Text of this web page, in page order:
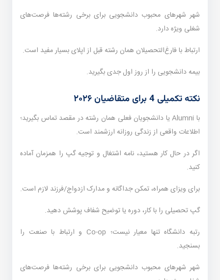
شهر شهرهای محبوب دانشجویی برای برخی رشته‌ها فرصت‌های
شغلی ویژه دارد.
ارتباط با فارغ‌التحصیلان همان رشته قبل از اپلای بسیار مفید است.
بیمه دانشجویی را از روز اول جدی بگیرید.
نکته تکمیلی 4 برای متقاضیان ۲۰۲۶
با Alumni یا دانشجویان فعلی همان رشته در مقصد تماس بگیرید؛
اطلاعات واقعی از زندگی روزانه ارزشمند است.
اگر در حال کار هستید، نامه اشتغال و توجیه گپ را همزمان آماده
کنید.
برای ویزای همراه، تمکن جداگانه و مدارک ازدواج/فرزند لازم است.
گپ تحصیلی را با کار، دوره یا توضیح شفاف پوشش دهید.
رتبه دانشگاه تنها معیار نیست؛ Co-op و ارتباط با صنعت را
بسنجید.
شهر شهرهای محبوب دانشجویی برای برخی رشته‌ها فرصت‌های